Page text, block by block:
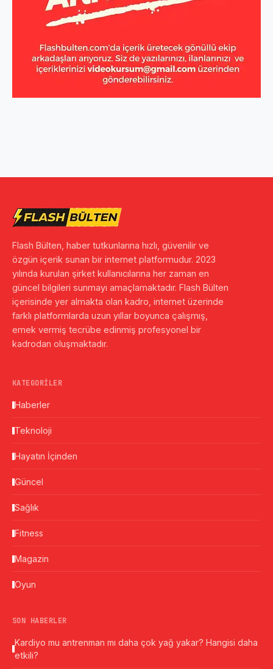
Flash Bülten, haber tutkunlarına hızlı, güvenilir ve
özgün içerik sunan bir internet platformudur. 2023
yılında kurulan şirket kullanıcılarına her zaman en
güncel bilgileri sunmayı amaçlamaktadır. Flash Bülten
içerisinde yer almakta olan kadro, internet üzerinde
farklı platformlarda uzun yıllar boyunca çalışmış,
emek vermiş tecrübe edinmiş profesyonel bir
kadrodan oluşmaktadır.
KATEGORILER
Haberler
Teknoloji
Hayatın İçinden
Güncel
Sağlık
Fitness
Magazin
Oyun
SON HABERLER
Kardiyo mu antrenman mı daha çok yağ yakar? Hangisi daha
etkili?